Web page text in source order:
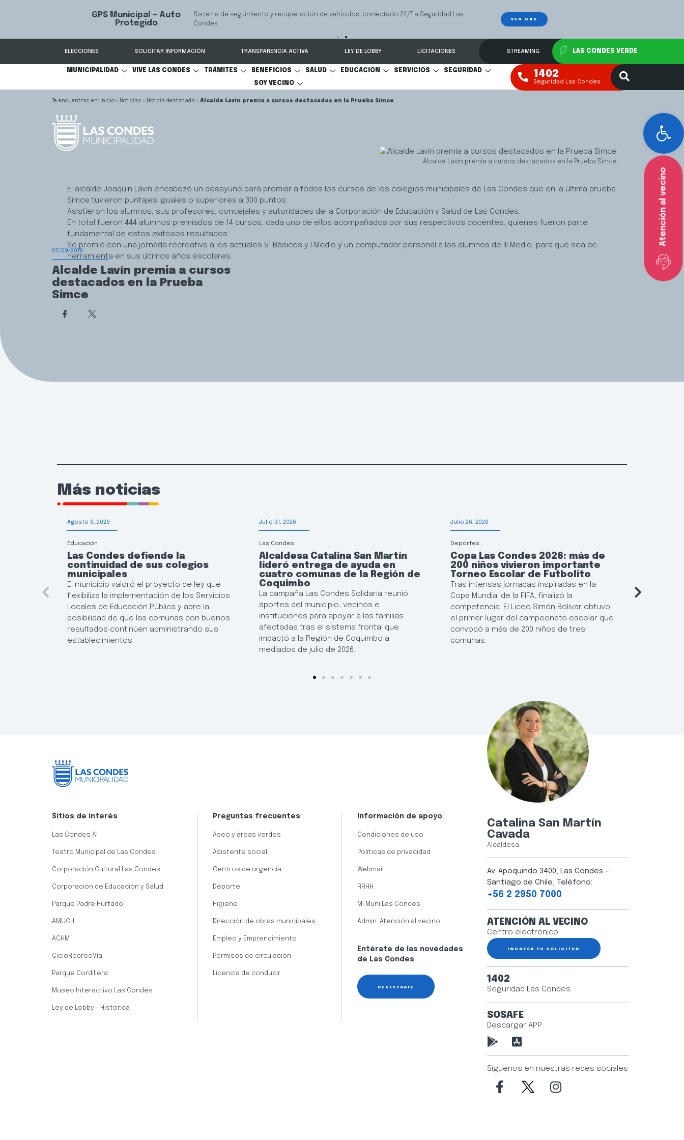
GPS Municipal – Auto
Protegido
Sistema de seguimiento y recuperación de vehículos, conectado 24/7 a Seguridad Las
Condes.
VER MÁS
ELECCIONES SOLICITAR INFORMACIÓN TRANSPARENCIA ACTIVA LEY DE LOBBY LICITACIONES STREAMING LAS CONDES VERDE
MUNICIPALIDAD VIVE LAS CONDES TRÁMITES BENEFICIOS SALUD EDUCACIÓN SERVICIOS SEGURIDAD
SOY VECINO
1402
Seguridad Las Condes
Inicio » Noticias » Noticia destacada » Alcalde Lavín premia a cursos destacados en la Prueba Simce
Atención al vecino
07/09/2018
Alcalde Lavín premia a cursos
destacados en la Prueba
Simce
Alcalde Lavín premia a cursos destacados en la Prueba Simce
El alcalde Joaquín Lavín encabezó un desayuno para premiar a todos los cursos de los colegios municipales de Las Condes que en la última prueba
Simce tuvieron puntajes iguales o superiores a 300 puntos.
Asistieron los alumnos, sus profesores, concejales y autoridades de la Corporación de Educación y Salud de Las Condes.
En total fueron 444 alumnos premiados de 14 cursos, cada uno de ellos acompañados por sus respectivos docentes, quienes fueron parte
fundamental de estos exitosos resultados.
Se premió con una jornada recreativa a los actuales 5° Básicos y I Medio y un computador personal a los alumnos de III Medio, para que sea de
herramienta en sus últimos años escolares.
Más noticias
Agosto 6, 2026
Educación
Las Condes defiende la
continuidad de sus colegios
municipales
El municipio valoró el proyecto de ley que
flexibiliza la implementación de los Servicios
Locales de Educación Pública y abre la
posibilidad de que las comunas con buenos
resultados continúen administrando sus
establecimientos.
Julio 31, 2026
Las Condes:
Alcaldesa Catalina San Martín
lideró entrega de ayuda en
cuatro comunas de la Región de
Coquimbo
La campaña Las Condes Solidaria reunió
aportes del municipio, vecinos e
instituciones para apoyar a las familias
afectadas tras el sistema frontal que
impactó a la Región de Coquimbo a
mediados de julio de 2026.
Julio 26, 2026
Deportes
Copa Las Condes 2026: más de
200 niños vivieron importante
Torneo Escolar de Futbolito
Tras intensas jornadas inspiradas en la
Copa Mundial de la FIFA, finalizó la
competencia. El Liceo Simón Bolívar obtuvo
el primer lugar del campeonato escolar que
convocó a más de 200 niños de tres
comunas.
Sitios de interés
Las Condes AI
Teatro Municipal de Las Condes
Corporación Cultural Las Condes
Corporación de Educación y Salud
Parque Padre Hurtado
AMUCH
ACHM
CicloRecreoVía
Parque Cordillera
Museo Interactivo Las Condes
Ley de Lobby - Histórica
Preguntas frecuentes
Aseo y áreas verdes
Asistente social
Centros de urgencia
Deporte
Higiene
Dirección de obras municipales
Empleo y Emprendimiento
Permisos de circulación
Licencia de conducir
Información de apoyo
Condiciones de uso
Políticas de privacidad
Webmail
RRHH
Mi Muni Las Condes
Admin. Atención al vecino
Entérate de las novedades
de Las Condes
REGÍSTRATE
Catalina San Martín
Cavada
Alcaldesa
Av. Apoquindo 3400, Las Condes –
Santiago de Chile, Teléfono:
+56 2 2950 7000
ATENCIÓN AL VECINO
Centro electrónico
INGRESA TU SOLICITUD
1402
Seguridad Las Condes
SOSAFE
Descargar APP
Síguenos en nuestras redes sociales